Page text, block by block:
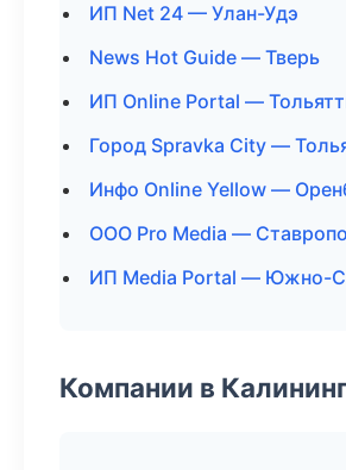
ИП Net 24 — Улан-Удэ
News Hot Guide — Тверь
ИП Online Portal —
Город Spravka City —
Инфо Online Yellow —
ООО Pro Media —
ИП Media Portal — Южно-
Компании в